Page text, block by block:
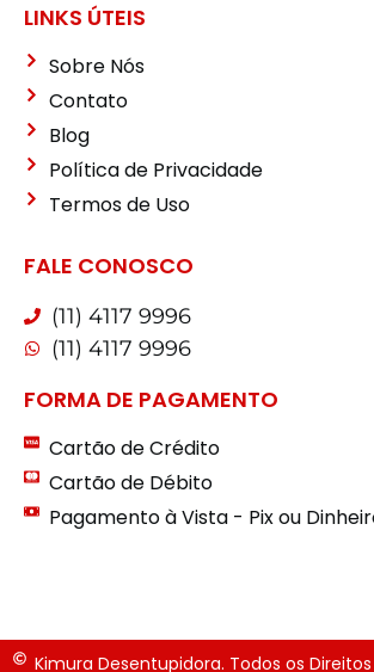
LINKS ÚTEIS
Sobre Nós
Contato
Blog
Política de Privacidade
Termos de Uso
FALE CONOSCO
(11) 4117 9996
(11) 4117 9996
FORMA DE PAGAMENTO
Cartão de Crédito
Cartão de Débito
Pagamento à Vista - Pix ou
Kimura Desentupidora. Todos os